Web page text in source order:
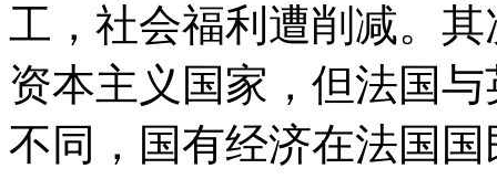
工，社会福利遭削减。
资本主义国家，但法国
不同，国有经济在法国